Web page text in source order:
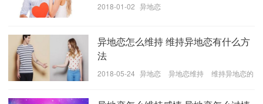
有时您会觉得异地恋真的很苦。身边的情侣每天都
可以卿卿我我，一起吃饭、一起上课、一起逛超市、一
起看电影.....而你们只能通过通讯表达爱慕。所以，我要
说心中充满期盼，盼着总有一天你们会幸福的生活，将
会比此时身旁的情侣更加幸福。异地恋是一份要用心酿
2018-01-02 异地恋
异地恋怎么维持 维持异地恋有什么方
法
2018-05-24 异地恋 异地恋维持
维持异地恋的